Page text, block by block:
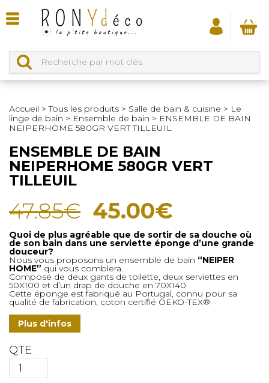
Accueil >Tous les produits > Salle de bain & cuisine > Le
linge de bain > Ensemble de bain > ENSEMBLE DE BAIN
NEIPERHOME 580GR VERT TILLEUIL
ENSEMBLE DE BAIN
NEIPERHOME 580GR VERT
TILLEUIL
47.85€ Le
prix
initial
était :
47.85€.
45.00€
prix
actuel
est :
45.00€.
Quoi de plus agréable que de sortir de sa douche où
de son bain dans une serviette éponge d’une grande
douceur?
Nous vous proposons un ensemble de bain “NEIPER
HOME” qui vous comblera.
Composé de deux gants de toilette, deux serviettes en
50X100 et d’un drap de douche en 70X140.
Cette éponge est fabriqué au Portugal, connu pour sa
qualité de fabrication, coton certifié OEKO-TEX®
Plus d'infos
QTE